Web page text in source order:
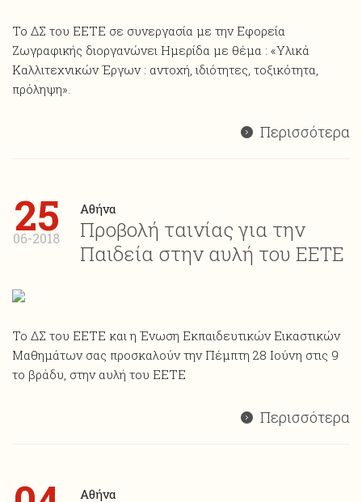
Το ΔΣ του ΕΕΤΕ σε συνεργασία με την Εφορεία
Ζωγραφικής διοργανώνει Ημερίδα με θέμα : «Υλικά
Καλλιτεχνικών Έργων : αντοχή, ιδιότητες, τοξικότητα,
πρόληψη».
Περισσότερα
25
06-2018
Αθήνα
Προβολή ταινίας για την
Παιδεία στην αυλή του ΕΕΤΕ
Το ΔΣ του ΕΕΤΕ και η Ένωση Εκπαιδευτικών Εικαστικών
Μαθημάτων σας προσκαλούν την Πέμπτη 28 Ιούνη στις 9
το βράδυ, στην αυλή του ΕΕΤΕ
Περισσότερα
Αθήνα